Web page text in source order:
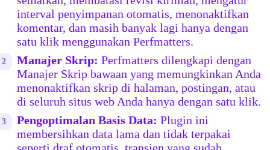
interval penyimpanan otomatis, menonaktifkan
komentar, dan masih banyak lagi hanya dengan
satu klik menggunakan Perfmatters.
Manajer Skrip: Perfmatters dilengkapi dengan
Manajer Skrip bawaan yang memungkinkan Anda
menonaktifkan skrip di halaman, postingan, atau
di seluruh situs web Anda hanya dengan satu klik.
Pengoptimalan Basis Data: Plugin ini
membersihkan data lama dan tidak terpakai